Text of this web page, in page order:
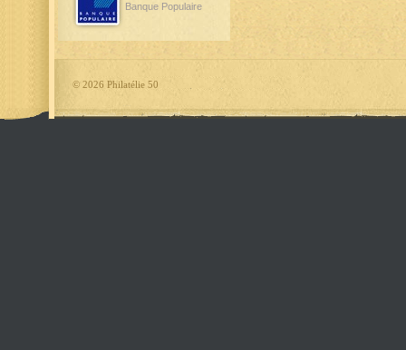
Banque Populaire
© 2026 Philatélie 50